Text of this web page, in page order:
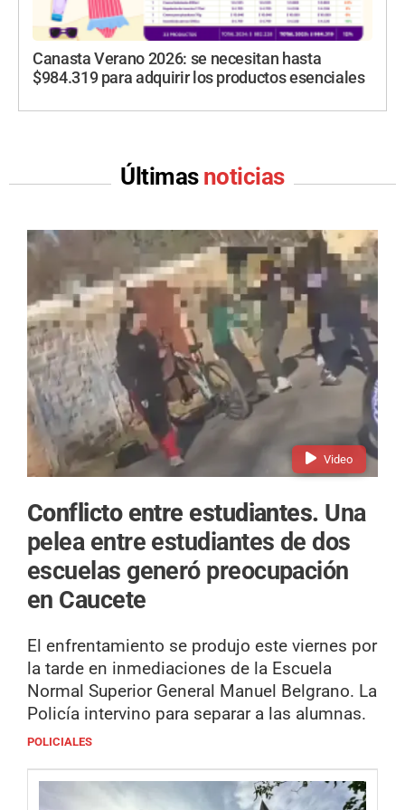
Canasta Verano 2026: se necesitan hasta
$984.319 para adquirir los productos esenciales
Últimas noticias
Video
Conflicto entre estudiantes. Una
pelea entre estudiantes de dos
escuelas generó preocupación
en Caucete
El enfrentamiento se produjo este viernes por
la tarde en inmediaciones de la Escuela
Normal Superior General Manuel Belgrano. La
Policía intervino para separar a las alumnas.
POLICIALES